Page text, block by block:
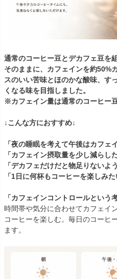
通常のコーヒー豆とデカフェ豆を
そのままに、カフェインを約50%
スのいい苦味とほのかな酸味、す
くなる味を目指しました。
※カフェイン量は通常のコーヒー
↓こんな方におすすめ↓
「夜の睡眠を考えて午後はカフェ
「カフェイン摂取量を少し減らし
「デカフェだけだと物足りないよ
「1日に何杯もコーヒーを楽しみた
「カフェインコントロールという
時間帯や気分に合わせてカフェイ
コーヒーを楽しむ。毎日のコーヒ
ます。